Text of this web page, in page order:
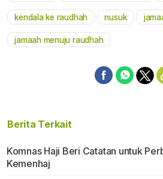
kendala ke raudhah nusuk
jamaah menuju raudhah
Berita Terkait
Komnas Haji Beri Catatan untuk
Kemenhaj